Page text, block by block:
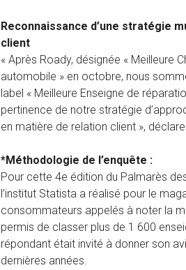
Reconnaissance d’une stratégie
client
« Après Roady, désignée « Meilleure
automobile » en octobre, nous
label « Meilleure Enseigne de
pertinence de notre stratégie
en matière de relation client »,
*Méthodologie de l’enquête :
Pour cette 4e édition du Palmarès
l’institut Statista a réalisé pour le
consommateurs appelés à noter la
permis de classer plus de 1 600
répondant était invité à donner son
dernières années.